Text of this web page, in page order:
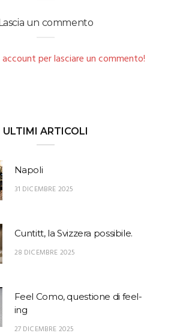
un commento
per lasciare un commento!
ULTIMI ARTICOLI
Napoli
31 DICEMBRE 2025
Cuntitt, la Svizzera possibile.
28 DICEMBRE 2025
Feel Como, questione di feel-
ing
27 DICEMBRE 2025